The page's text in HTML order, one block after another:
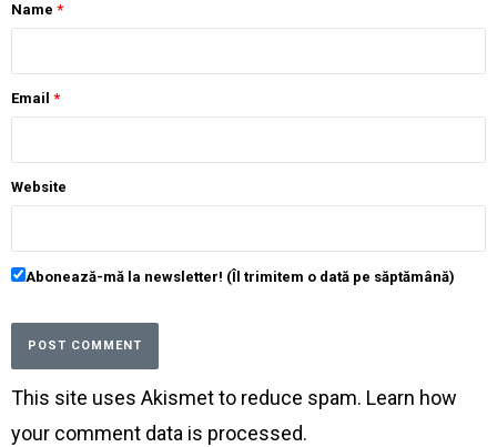
Name *
Email *
Website
Abonează-mă la newsletter! (Îl trimitem o dată pe săptămână)
This site uses Akismet to reduce spam. Learn how
your comment data is processed.